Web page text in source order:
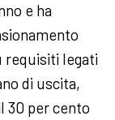
e ha
requisiti legati
di uscita,
30 per cento